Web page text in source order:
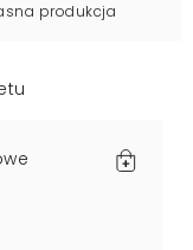
produkcja